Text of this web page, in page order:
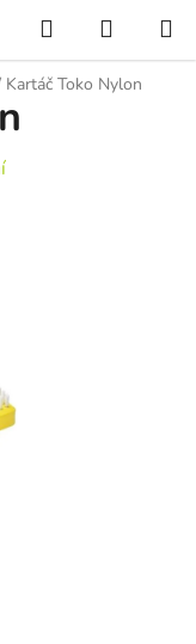
Hledat
Kartáč Toko Nylon
hvězdiček.